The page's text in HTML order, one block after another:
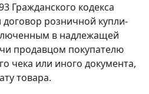
Гражданского кодекса
розничной купли-
в надлежащей
продавцом покупателю
чека или иного документа,
товара.